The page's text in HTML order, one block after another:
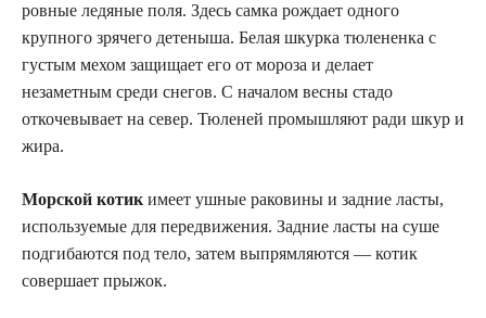
ровные ледяные поля. Здесь самка рождает одного
крупного зрячего детеныша. Белая шкурка тюлененка с
густым мехом защищает его от мороза и делает
незаметным среди снегов. С началом весны стадо
откочевывает на север. Тюленей промышляют ради шкур и
жира.
Морской котик имеет ушные раковины и задние ласты,
используемые для передвижения. Задние ласты на суше
подгибаются под тело, затем выпрямляются — котик
совершает прыжок.